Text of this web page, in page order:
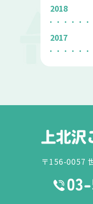
2018
2017
〒156-0057